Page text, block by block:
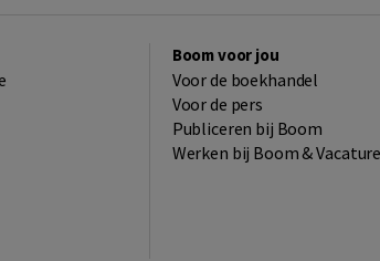
Boom voor jou
Voor de boekhandel
Voor de pers
Publiceren bij Boom
Werken bij Boom &